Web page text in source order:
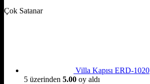
Çok Satanar
Villa Kapısı ERD-1020
5 üzerinden 5.00 oy aldı